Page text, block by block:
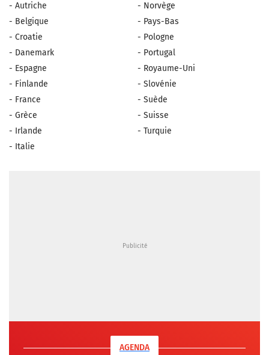
- Autriche
- Belgique
- Croatie
- Danemark
- Espagne
- Finlande
- France
- Grèce
- Irlande
- Italie
- Norvège
- Pays-Bas
- Pologne
- Portugal
- Royaume-Uni
- Slovénie
- Suède
- Suisse
- Turquie
AGENDA